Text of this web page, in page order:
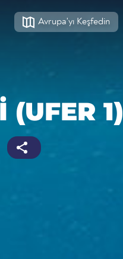
Avrupa'yı Keşfedin
1)